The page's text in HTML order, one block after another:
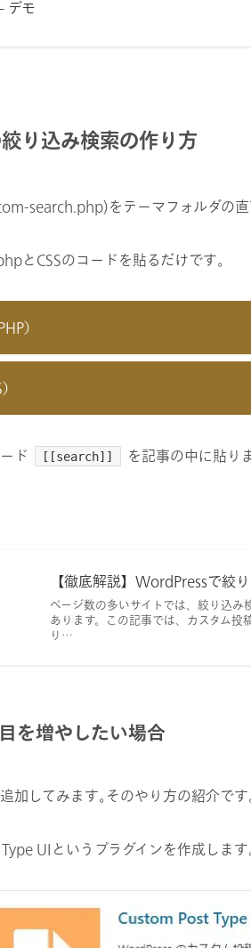
デモ
り込み検索の作り方
search.php)をテーマフォルダの直
とCSSのコードを貼るだけです｡
）
ド [[search]] を記事の中に貼り
【徹底解説】WordPressで絞
ページ数の多いサイトでは、絞り込
あります。この記事では、カスタム
り…
を増やしたい場合
加してみます｡そのやり方の紹介です
UIというプラグインを作成します